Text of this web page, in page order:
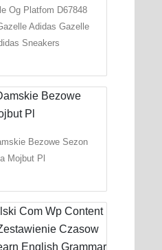
Og Platfom D67848
Adidas Gazelle
Sneakers
Bezowe Sezon
Mojbut Pl